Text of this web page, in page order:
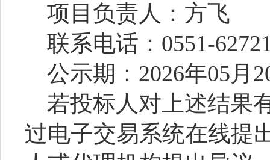
项目负责人：方飞
联系电话： 0551-
公示期： 2026年05月
若投标人对上述结果
过电子交易系统在线提